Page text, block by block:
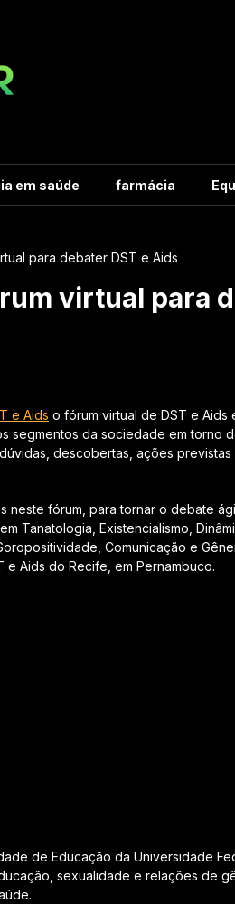
em saúde farmácia
para debater DST e Aids
virtual para
e Aids o fórum virtual de DST e Aids
segmentos da sociedade em torno
descobertas, ações previstas
neste fórum, para tornar o debate
Tanatologia, Existencialismo,
Comunicação e
Aids do Recife, em Pernambuco.
de Educação da Universidade
sexualidade e relações de